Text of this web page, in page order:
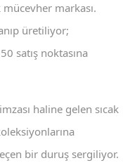
markası.
üretiliyor;
satış noktasına
haline gelen sıcak
bir duruş sergiliyor.